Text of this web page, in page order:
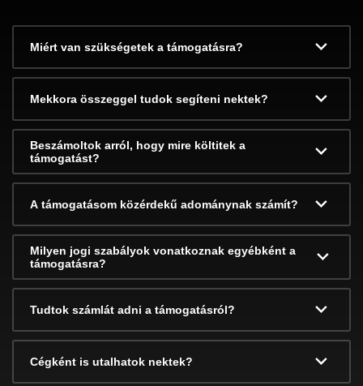
Miért van szükségetek a támogatásra?
Mekkora összeggel tudok segíteni nektek?
Beszámoltok arról, hogy mire költitek a
támogatást?
A támogatásom közérdekű adománynak számít?
Milyen jogi szabályok vonatkoznak egyébként a
támogatásra?
Tudtok számlát adni a támogatásról?
Cégként is utalhatok nektek?